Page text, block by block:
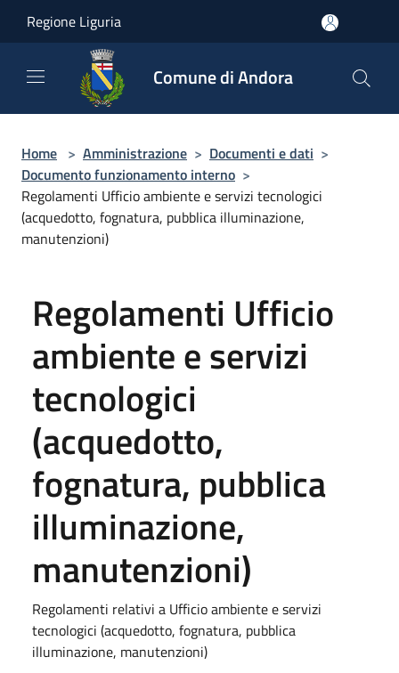
Regione Liguria
Comune di Andora
Home > Amministrazione > Documenti e dati >
Documento funzionamento interno >
Regolamenti Ufficio ambiente e servizi tecnologici
(acquedotto, fognatura, pubblica illuminazione,
manutenzioni)
Regolamenti Ufficio
ambiente e servizi
tecnologici
(acquedotto,
fognatura, pubblica
illuminazione,
manutenzioni)
Regolamenti relativi a Ufficio ambiente e servizi
tecnologici (acquedotto, fognatura, pubblica
illuminazione, manutenzioni)